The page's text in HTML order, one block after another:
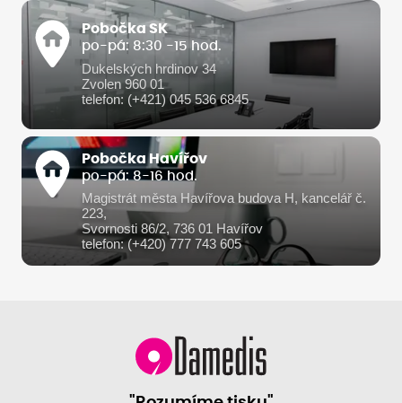
Pobočka SK
po-pá: 8:30 -15 hod.
Dukelských hrdinov 34
Zvolen 960 01
telefon: (+421) 045 536 6845
Pobočka Havířov
po-pá: 8-16 hod.
Magistrát města Havířova budova H, kancelář č.
223,
Svornosti 86/2, 736 01 Havířov
telefon: (+420) 777 743 605